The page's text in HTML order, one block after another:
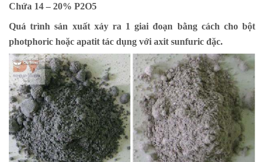
Chứa 14 – 20% P2O5
Quá trình sản xuất xảy ra 1 giai đoạn bằng cách cho bột
photphoric hoặc apatit tác dụng với axit sunfuric đặc.